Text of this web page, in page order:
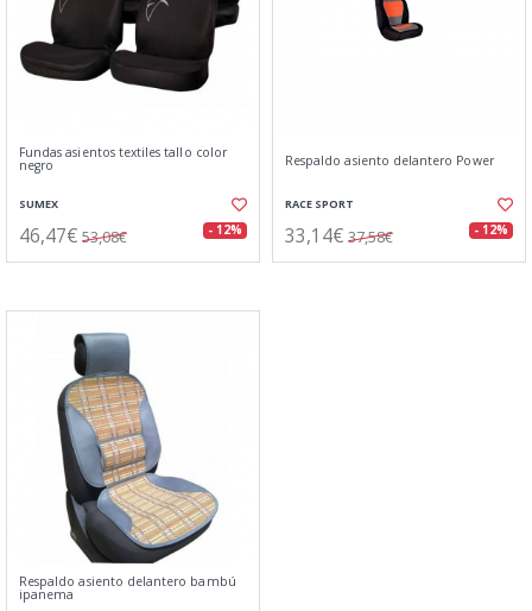
Fundas asientos textiles tallo color
negro
SUMEX
46,47€ 53,08€ - 12%
Respaldo asiento delantero Power
RACE SPORT
33,14€ 37,58€ - 12%
Respaldo asiento delantero bambú
ipanema